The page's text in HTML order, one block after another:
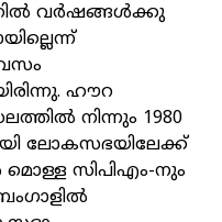
വര്‍ഷങ്ങള്‍ക്കു
ഹൗറ
നിന്നും 1980
ലോകസഭയിലേക്ക്
സിപിഎം-നും